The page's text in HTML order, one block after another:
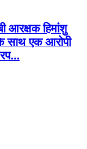
आरक्षक हिमांशु
साथ एक आरोपी